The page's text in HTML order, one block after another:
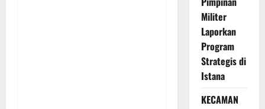
Militer
Laporkan
Program
Strategis di
Istana
KECAMAN